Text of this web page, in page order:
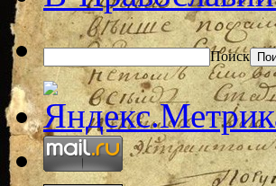
Поиск